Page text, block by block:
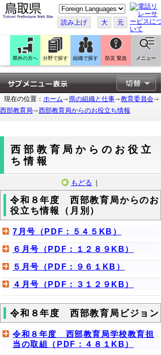
こ
の
ペ
ー
ジ
翻
訳
す
る
読み上げ 大 元
県外の方へ 分野で探す 組織で探す 防災 緊急 メニュー
現在の位置： ホーム 県の組織と仕事
教育委員会
西部教育局
西部教育局からのお役立ち情報
西部教育局からのお役立
ち情報
もどる ｜
令和８年度 西部教育局からのお
役立ち情報（月別）
7月号（PDF：５４５KB）
６月号（PDF：１２８９KB）
５月号（PDF：９６１KB）
４月号（PDF：３１２９KB）
令和８年度 西部教育局ビジョン
令和８年度 西部教育局学校教育担
当の取組（PDF：４８１KB）